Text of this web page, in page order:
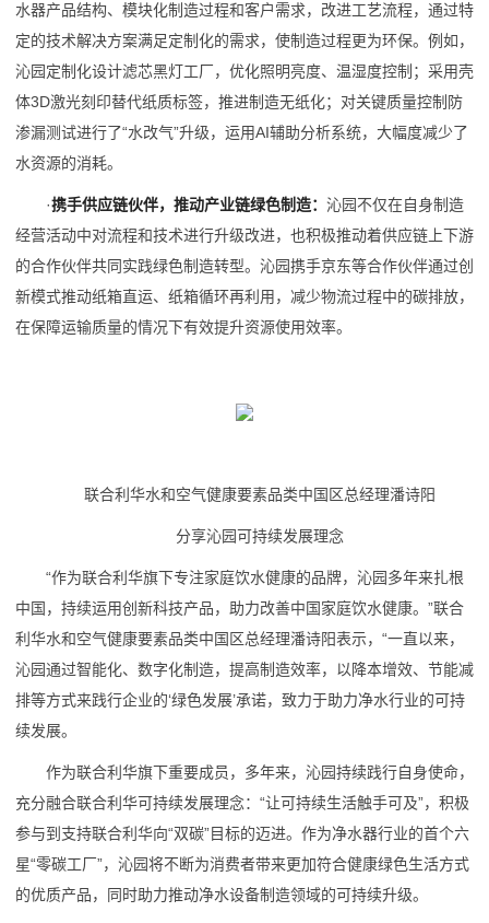
水器产品结构、模块化制造过程和客户需求，改进工艺流程，通过特
定的技术解决方案满足定制化的需求，使制造过程更为环保。例如，
沁园定制化设计滤芯黑灯工厂，优化照明亮度、温湿度控制；采用壳
体3D激光刻印替代纸质标签，推进制造无纸化；对关键质量控制防
渗漏测试进行了“水改气”升级，运用AI辅助分析系统，大幅度减少了
水资源的消耗。
·携手供应链伙伴，推动产业链绿色制造： 沁园不仅在自身制造
经营活动中对流程和技术进行升级改进，也积极推动着供应链上下游
的合作伙伴共同实践绿色制造转型。沁园携手京东等合作伙伴通过创
新模式推动纸箱直运、纸箱循环再利用，减少物流过程中的碳排放，
在保障运输质量的情况下有效提升资源使用效率。
联合利华水和空气健康要素品类中国区总经理潘诗阳
分享沁园可持续发展理念
“作为联合利华旗下专注家庭饮水健康的品牌，沁园多年来扎根
中国，持续运用创新科技产品，助力改善中国家庭饮水健康。”联合
利华水和空气健康要素品类中国区总经理潘诗阳表示，“一直以来，
沁园通过智能化、数字化制造，提高制造效率，以降本增效、节能减
排等方式来践行企业的‘绿色发展’承诺，致力于助力净水行业的可持
续发展。
作为联合利华旗下重要成员，多年来，沁园持续践行自身使命，
充分融合联合利华可持续发展理念：“让可持续生活触手可及”，积极
参与到支持联合利华向“双碳”目标的迈进。作为净水器行业的首个六
星“零碳工厂”，沁园将不断为消费者带来更加符合健康绿色生活方式
的优质产品，同时助力推动净水设备制造领域的可持续升级。